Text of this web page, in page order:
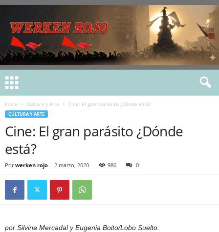
Inicio Cultura y Arte Cine: El gran parásito ¿Dónde está?
CULTURA Y ARTE
Cine: El gran parásito ¿Dónde
está?
Por werken rojo - 2 marzo, 2020 986 0
por Silvina Mercadal y Eugenia Boito/Lobo Suelto.